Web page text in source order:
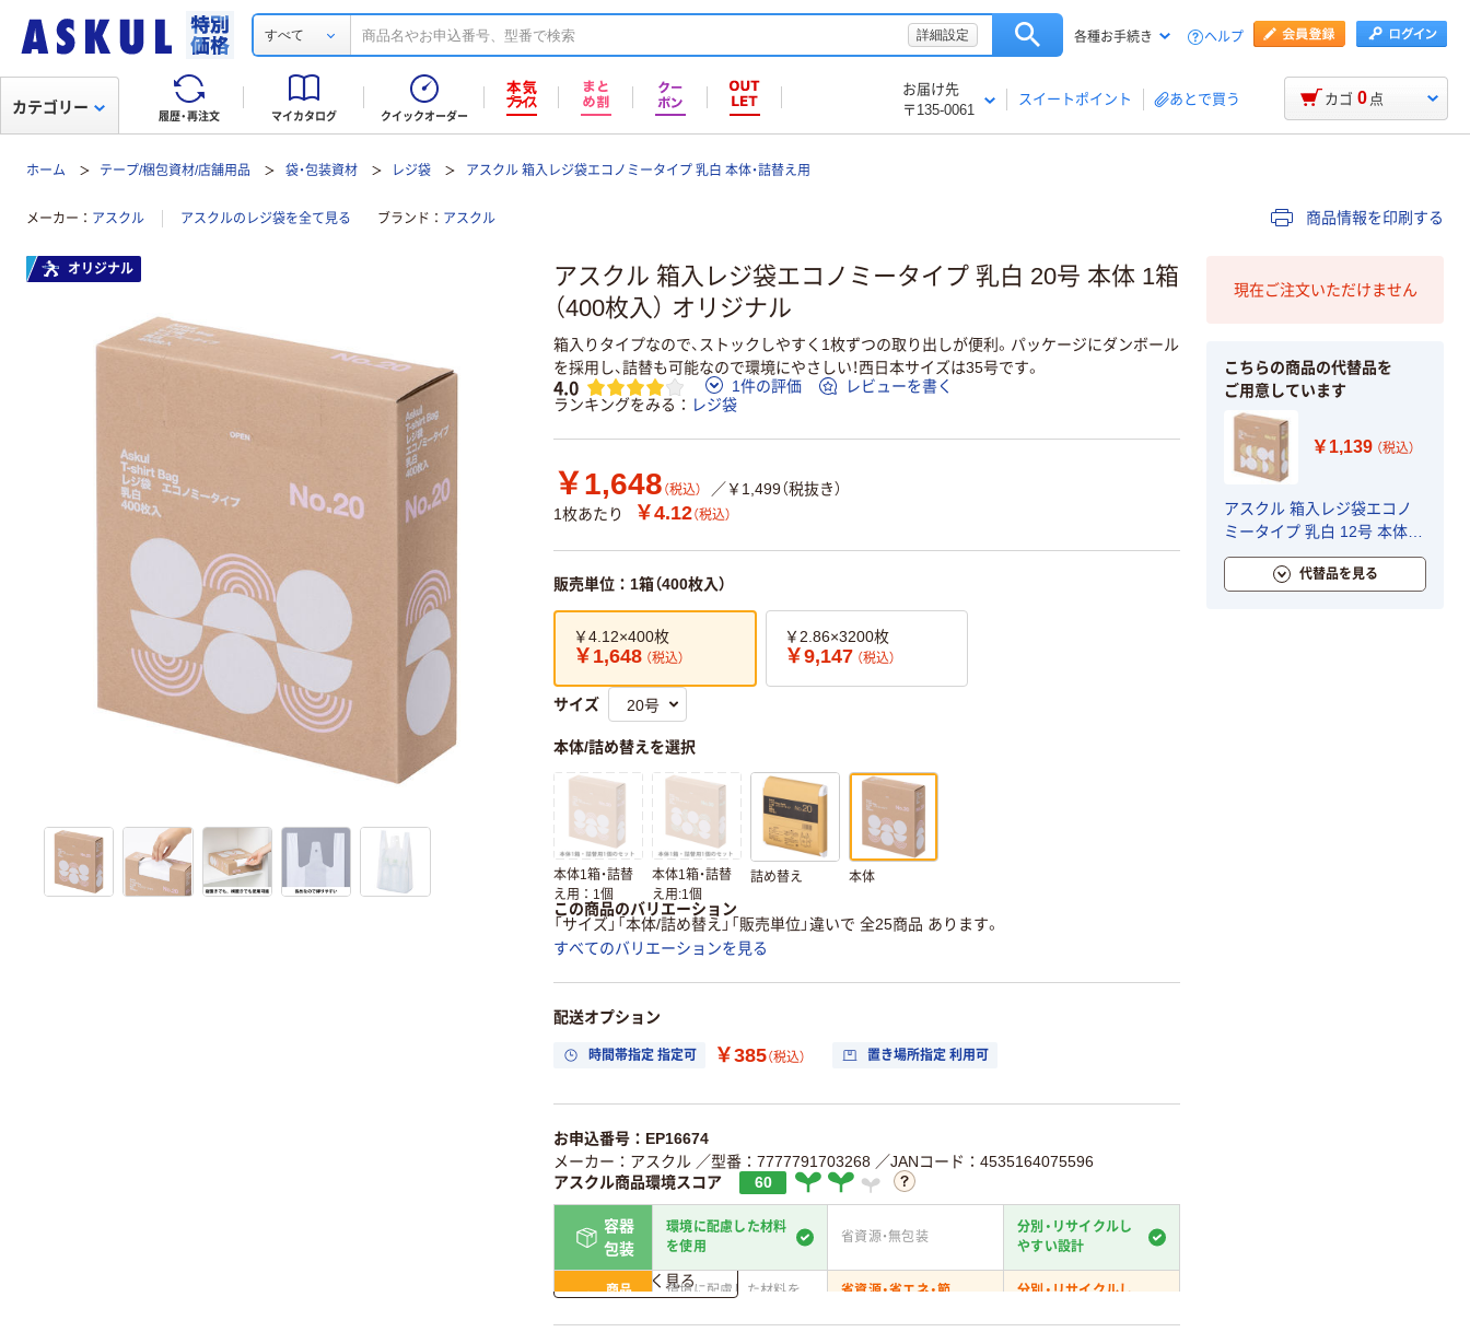
すべて 詳細設定 各種お手続き ヘルプ
履歴・再注文 マイカタログ クイックオーダー
お届け先
〒135-0061
スイートポイント あとで買う
カテゴリー カゴ 0 点
ホーム テープ/梱包資材/店舗用品 袋・包装資材 レジ袋 アスクル 箱入レジ袋エコノミータイプ 乳白 本体・詰替え用
メーカー アスクル アスクルのレジ袋を全て見る ブランド アスクル 商品情報を印刷する
アスクル 箱入レジ袋エコノミータイプ 乳白 20号 本体 1箱
（400枚入） オリジナル
箱入りタイプなので、ストックしやすく1枚ずつの取り出しが便利。パッケージにダンボール
を採用し、詰替も可能なので環境にやさしい！西日本サイズは35号です。
4.0 1件の評価
レビューを書く
ランキングをみる
レジ袋
￥1,648 （税込）
／￥1,499（税抜き）
1枚あたり
￥4.12（税込）
販売単位：1箱（400枚入）
￥4.12×400枚
￥1,648 （税込）
￥2.86×3200枚
￥9,147 （税込）
サイズ
本体/詰め替えを選択
本体1箱・詰替
え用：1個
本体1箱・詰替
え用:1個
詰め替え 本体
この商品のバリエーション
「サイズ」「本体/詰め替え」「販売単位」違いで 全25商品 あります。
すべてのバリエーションを見る
配送オプション
時間帯指定 指定可 ￥385（税込） 置き場所指定 利用可
お申込番号：EP16674
メーカー：アスクル ／型番：7777791703268 ／JANコード：4535164075596
アスクル商品環境スコア
60
容器
包装
環境に配慮した材料
を使用
省資源・無包装
分別・リサイクルし
やすい設計
商品
環境に配慮した材料を
省資源・省エネ・節
分別・リサイクルし
詳しく見る
オリジナル
現在ご注文いただけません
こちらの商品の代替品を
ご用意しています
￥1,139 （税込）
アスクル 箱入レジ袋エコノ
ミータイプ 乳白 12号 本体 1
箱（400枚入） オリジナル
代替品を見る